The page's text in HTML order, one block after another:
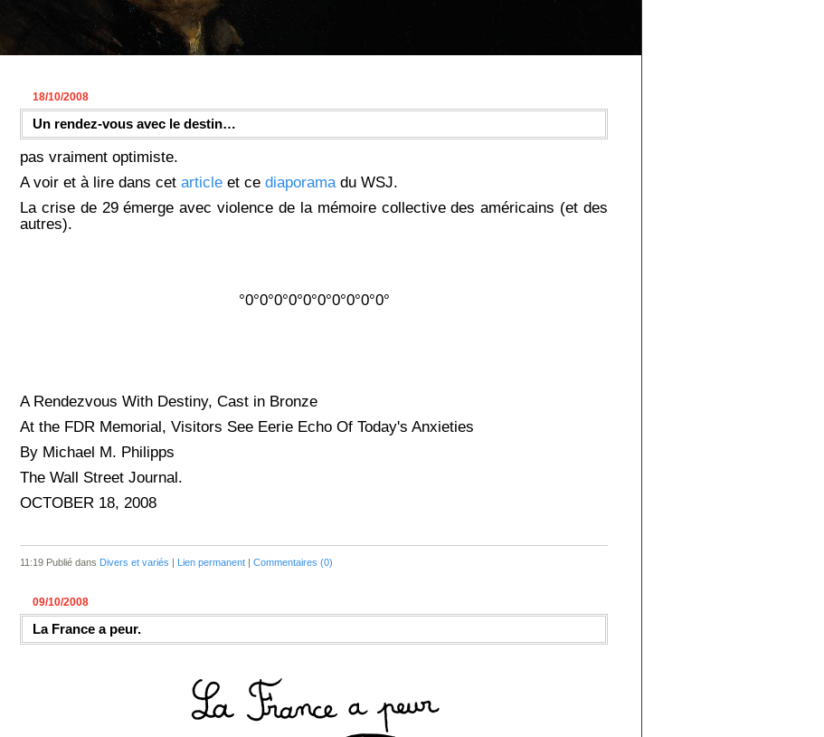
18/10/2008
Un rendez-vous avec le destin…
pas vraiment optimiste.
A voir et à lire dans cet article et ce diaporamadu WSJ.
La crise de 29 émerge avec violence de la mémoire collective des américains (et des
autres).
°0°0°0°0°0°0°0°0°0°0°
A Rendezvous With Destiny, Cast in Bronze
At the FDR Memorial, Visitors See Eerie Echo Of Today's Anxieties
By Michael M. Philipps
The Wall Street Journal.
OCTOBER 18, 2008
11:19 Publié dans Divers et variés | Lien permanent | Commentaires (0)
09/10/2008
La France a peur.